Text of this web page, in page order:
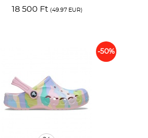
18 500 Ft (49.97 EUR)
-50%